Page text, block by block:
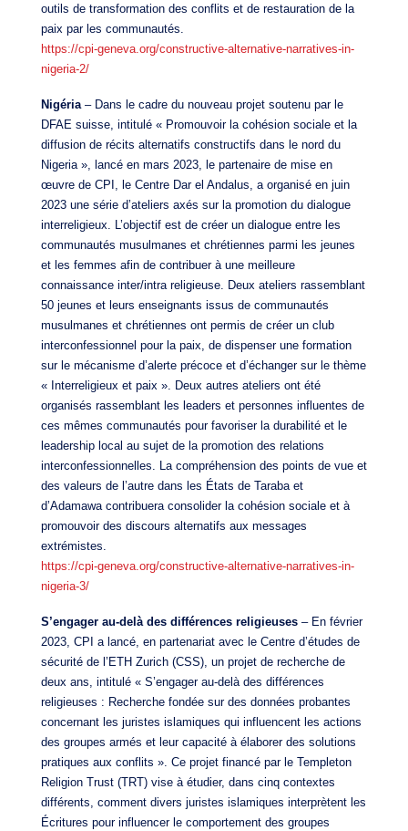
outils de transformation des conflits et de restauration de la
paix par les communautés.
https://cpi-geneva.org/constructive-alternative-narratives-in-
nigeria-2/
Nigéria– Dans le cadre du nouveau projet soutenu par le
DFAE suisse, intitulé « Promouvoir la cohésion sociale et la
diffusion de récits alternatifs constructifs dans le nord du
Nigeria », lancé en mars 2023, le partenaire de mise en
œuvre de CPI, le Centre Dar el Andalus, a organisé en juin
2023 une série d’ateliers axés sur la promotion du dialogue
interreligieux. L’objectif est de créer un dialogue entre les
communautés musulmanes et chrétiennes parmi les jeunes
et les femmes afin de contribuer à une meilleure
connaissance inter/intra religieuse. Deux ateliers rassemblant
50 jeunes et leurs enseignants issus de communautés
musulmanes et chrétiennes ont permis de créer un club
interconfessionnel pour la paix, de dispenser une formation
sur le mécanisme d’alerte précoce et d’échanger sur le thème
« Interreligieux et paix ». Deux autres ateliers ont été
organisés rassemblant les leaders et personnes influentes de
ces mêmes communautés pour favoriser la durabilité et le
leadership local au sujet de la promotion des relations
interconfessionnelles. La compréhension des points de vue et
des valeurs de l’autre dans les États de Taraba et
d’Adamawa contribuera consolider la cohésion sociale et à
promouvoir des discours alternatifs aux messages
extrémistes.
https://cpi-geneva.org/constructive-alternative-narratives-in-
nigeria-3/
S’engager au-delà des différences religieuses – En février
2023, CPI a lancé, en partenariat avec le Centre d’études de
sécurité de l’ETH Zurich (CSS), un projet de recherche de
deux ans, intitulé « S’engager au-delà des différences
religieuses : Recherche fondée sur des données probantes
concernant les juristes islamiques qui influencent les actions
des groupes armés et leur capacité à élaborer des solutions
pratiques aux conflits ». Ce projet financé par le Templeton
Religion Trust (TRT) vise à étudier, dans cinq contextes
différents, comment divers juristes islamiques interprètent les
Écritures pour influencer le comportement des groupes